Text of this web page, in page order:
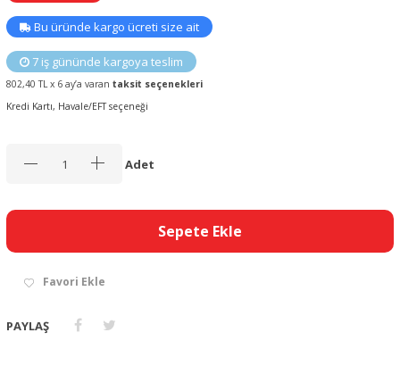
Bu üründe kargo ücreti size ait
7 iş gününde kargoya teslim
802,40 TL x 6 ay’a varan taksit seçenekleri
Kredi Kartı, Havale/EFT seçeneği
Adet
Sepete Ekle
Favori Ekle
PAYLAŞ